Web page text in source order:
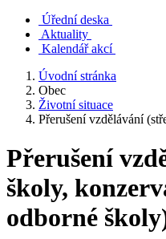
Úřední deska
Aktuality
Kalendář akcí
Úvodní stránka
Obec
Životní situace
Přerušení vzdělávání
Přerušení
školy,
odborné